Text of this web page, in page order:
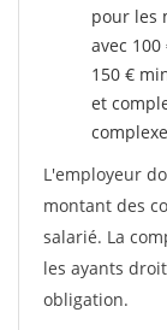
pour les
avec
150 €
et
L'employeur
montant des
salarié. La
les ayants
obligation.